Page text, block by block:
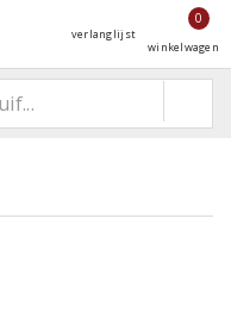
verlanglijst
0
winkelwagen